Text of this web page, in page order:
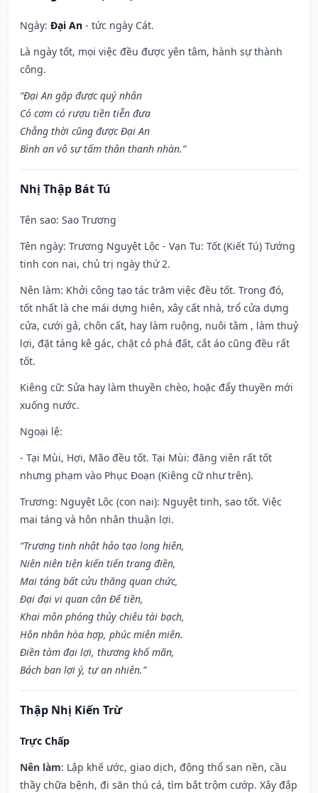
Ngày: Đại An - tức ngày Cát.
Là ngày tốt, mọi việc đều được yên tâm, hành sự thành
công.
“Đại An gặp được quý nhân
Có cơm có rượu tiền tiễn đưa
Chẳng thời cũng được Đại An
Bình an vô sự tấm thân thanh nhàn.”
Nhị Thập Bát Tú
Tên sao: Sao Trương
Tên ngày: Trương Nguyệt Lộc - Vạn Tu: Tốt (Kiết Tú) Tướng
tinh con nai, chủ trị ngày thứ 2.
Nên làm: Khởi công tạo tác trăm việc đều tốt. Trong đó,
tốt nhất là che mái dựng hiên, xây cất nhà, trổ cửa dựng
cửa, cưới gả, chôn cất, hay làm ruộng, nuôi tằm , làm thuỷ
lợi, đặt táng kê gác, chặt cỏ phá đất, cắt áo cũng đều rất
tốt.
Kiêng cữ: Sửa hay làm thuyền chèo, hoặc đẩy thuyền mới
xuống nước.
Ngoại lệ:
- Tại Mùi, Hợi, Mão đều tốt. Tại Mùi: đăng viên rất tốt
nhưng phạm vào Phục Đoạn (Kiêng cữ như trên).
Trương: Nguyệt Lộc (con nai): Nguyệt tinh, sao tốt. Việc
mai táng và hôn nhân thuận lợi.
“Trương tinh nhật hảo tạo long hiên,
Niên niên tiện kiến tiến trang điền,
Mai táng bất cửu thăng quan chức,
Đại đại vi quan cận Đế tiền,
Khai môn phóng thủy chiêu tài bạch,
Hôn nhân hòa hợp, phúc miên miên.
Điền tàm đại lợi, thương khố mãn,
Bách ban lợi ý, tự an nhiên.”
Thập Nhị Kiến Trừ
Trực Chấp
Nên làm: Lập khế ước, giao dịch, động thổ san nền, cầu
thầy chữa bệnh, đi săn thú cá, tìm bắt trộm cướp. Xây đắp